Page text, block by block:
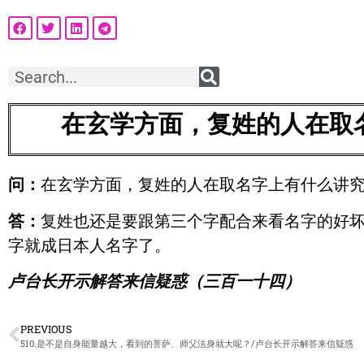
在玄学方面，复姓的人在
问： 在玄学方面，复姓的人在取名字上有什么讲
答： 复姓也还是要跟第三个字配合来看名字的好
字就成日本人名字了。
卢台长开示解答来信疑惑（三百一十四）
PREVIOUS
510.是不是自身能量越大，看到的菩萨、师父法身就大呢？/卢台长开示解答来信疑惑